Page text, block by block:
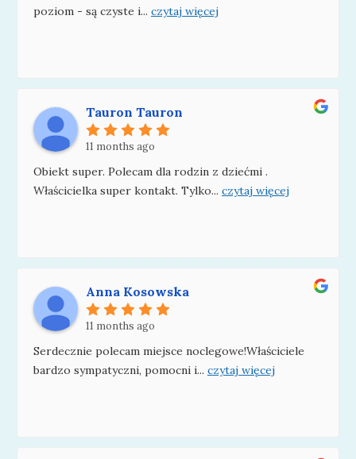
poziom - są czyste i... czytaj więcej
Tauron Tauron
11 months ago
Obiekt super. Polecam dla rodzin z dziećmi .
Właścicielka super kontakt. Tylko... czytaj więcej
Anna Kosowska
11 months ago
Serdecznie polecam miejsce noclegowe!Właściciele
bardzo sympatyczni, pomocni i... czytaj więcej